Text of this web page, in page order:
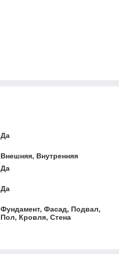
Да
Внешняя, Внутренняя
Да
Да
Фундамент, Фасад, Подвал,
Пол, Кровля, Стена